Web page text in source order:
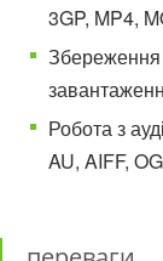
3GP, MP4,
Збереження
Робота з
AU, AIFF,